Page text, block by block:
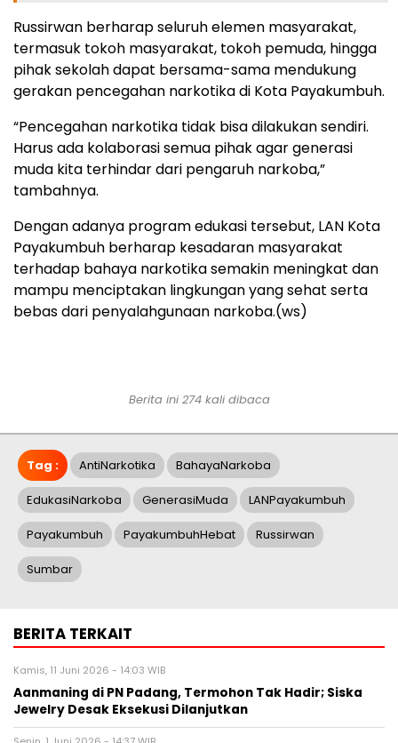
Russirwan berharap seluruh elemen masyarakat,
termasuk tokoh masyarakat, tokoh pemuda, hingga
pihak sekolah dapat bersama-sama mendukung
gerakan pencegahan narkotika di Kota Payakumbuh.
“Pencegahan narkotika tidak bisa dilakukan sendiri.
Harus ada kolaborasi semua pihak agar generasi
muda kita terhindar dari pengaruh narkoba,”
tambahnya.
Dengan adanya program edukasi tersebut, LAN Kota
Payakumbuh berharap kesadaran masyarakat
terhadap bahaya narkotika semakin meningkat dan
mampu menciptakan lingkungan yang sehat serta
bebas dari penyalahgunaan narkoba.(ws)
Berita ini 274 kali dibaca
Tag : AntiNarkotika BahayaNarkoba
EdukasiNarkoba GenerasiMuda LANPayakumbuh
Payakumbuh PayakumbuhHebat Russirwan
Sumbar
BERITA TERKAIT
Kamis, 11 Juni 2026 - 14:03 WIB
Aanmaning di PN Padang, Termohon Tak Hadir; Siska
Jewelry Desak Eksekusi Dilanjutkan